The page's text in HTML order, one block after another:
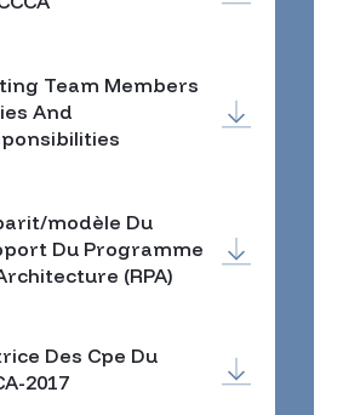
Team Members
And
modèle Du
Du Programme
(RPA)
Des Cpe Du
2017